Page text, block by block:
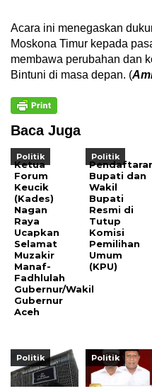
Acara ini menegaskan
Moskona Timur kepada
membawa perubahan dan
Bintuni di masa depan. (
Baca Juga
Politik
Ketua
Forum
Keucik
(Kades)
Nagan
Raya
Ucapkan
Selamat
Muzakir
Manaf-
Fadhlulah
Gubernur/Wakil
Gubernur
Aceh
Politik
Bupati dan
Wakil
Bupati
Resmi di
Tutup
Komisi
Pemilihan
Umum
(KPU)
Politik Politik